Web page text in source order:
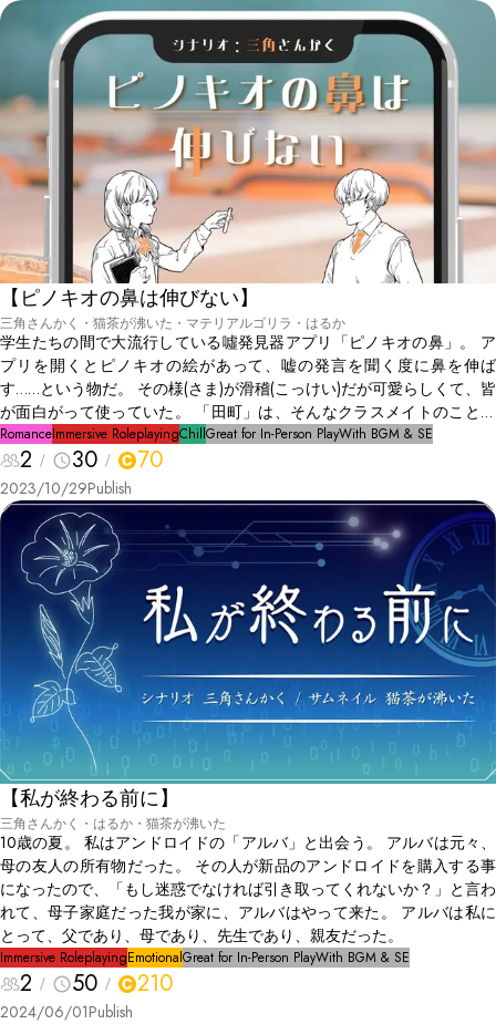
【ピノキオの鼻は伸びない】
三角さんかく・猫茶が沸いた・マテリアルゴリラ・はるか
学生たちの間で大流行している噓発見器アプリ「ピノキオの鼻」。 ア
プリを開くとピノキオの絵があって、嘘の発言を聞く度に鼻を伸ば
す……という物だ。 その様(さま)が滑稽(こっけい)だが可愛らしくて、皆
が面白がって使っていた。 「田町」は、そんなクラスメイトのことを
馬鹿だと思っている。 「倉田」もそんな「田町」の意見に賛同してい
た。 しかし、「倉田」の尊敬する心理学者が「ピノキオの鼻」を監修
していると知り……
RomanceImmersive RoleplayingChillGreat for In-Person PlayWith BGM & SE
2 30 70
2023/10/29Publish
【私が終わる前に】
三角さんかく・はるか・猫茶が沸いた
10歳の夏。 私はアンドロイドの「アルバ」と出会う。 アルバは元々、
母の友人の所有物だった。 その人が新品のアンドロイドを購入する事
になったので、「もし迷惑でなければ引き取ってくれないか？」と言わ
れて、母子家庭だった我が家に、アルバはやって来た。 アルバは私に
とって、父であり、母であり、先生であり、親友だった。
Immersive RoleplayingEmotionalGreat for In-Person PlayWith BGM & SE
2 50 210
2024/06/01Publish